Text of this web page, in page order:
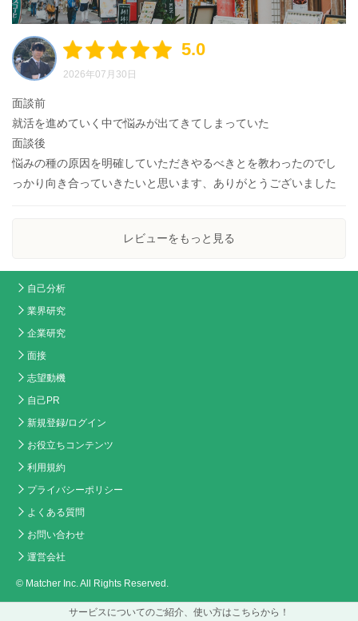
5.0
2026年07月30日
面談前
就活を進めていく中で悩みが出てきてしまっていた
面談後
悩みの種の原因を明確していただきやるべきとを教わったのでし
っかり向き合っていきたいと思います、ありがとうございました
レビューをもっと見る
サービスについてのご紹介、使い方はこちらから！
自己分析
業界研究
企業研究
面接
志望動機
自己PR
新規登録/ログイン
お役立ちコンテンツ
利用規約
プライバシーポリシー
よくある質問
お問い合わせ
運営会社
© Matcher Inc. All Rights Reserved.